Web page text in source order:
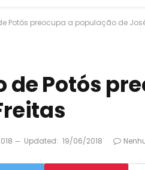
Potós preocupa a população de
de Potós
Updated: 19/06/2018